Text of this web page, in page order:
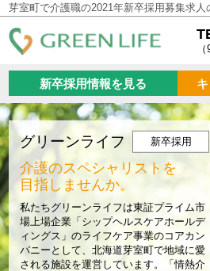
芽室町で介護職の2021年新卒採用募集求人
新卒採用情報を見る
グリーンライフ 新卒採用
介護のスペシャリストを
目指しませんか。
私たちグリーンライフは東証プライム市
場上場企業「シップヘルスケアホールデ
ィングス」のライフケア事業のコアカン
パニーとして、北海道芽室町で地域に愛
される施設を運営しています。「情熱介